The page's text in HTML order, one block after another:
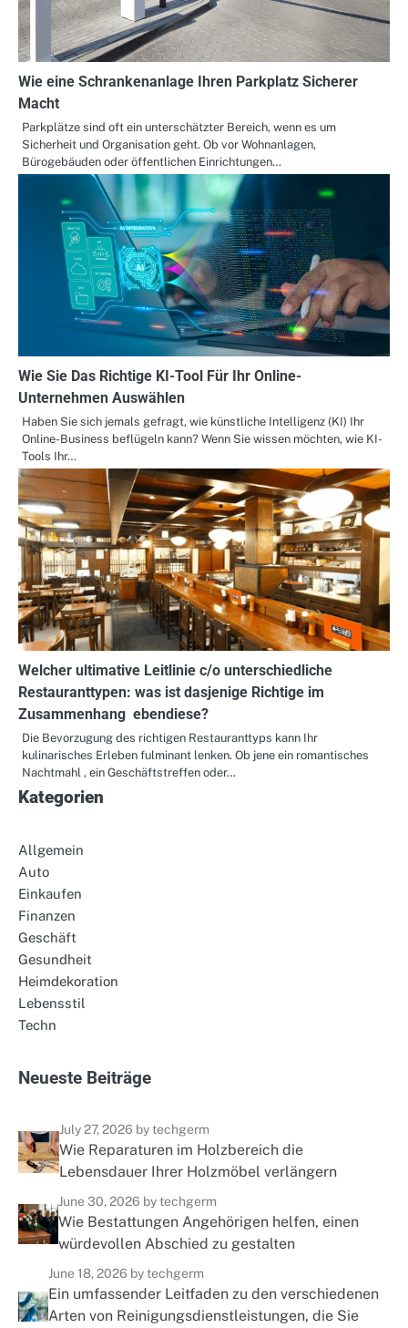
Wie eine Schrankenanlage Ihren Parkplatz Sicherer
Macht
Parkplätze sind oft ein unterschätzter Bereich, wenn es um
Sicherheit und Organisation geht. Ob vor Wohnanlagen,
Bürogebäuden oder öffentlichen Einrichtungen…
Wie Sie Das Richtige KI-Tool Für Ihr Online-
Unternehmen Auswählen
Haben Sie sich jemals gefragt, wie künstliche Intelligenz (KI) Ihr
Online-Business beflügeln kann? Wenn Sie wissen möchten, wie KI-
Tools Ihr…
Welcher ultimative Leitlinie c/o unterschiedliche
Restauranttypen: was ist dasjenige Richtige im
Zusammenhang ebendiese?
Die Bevorzugung des richtigen Restauranttyps kann Ihr
kulinarisches Erleben fulminant lenken. Ob jene ein romantisches
Nachtmahl , ein Geschäftstreffen oder…
Kategorien
Allgemein
Auto
Einkaufen
Finanzen
Geschäft
Gesundheit
Heimdekoration
Lebensstil
Techn
Neueste Beiträge
July 27, 2026 by techgerm
Wie Reparaturen im Holzbereich die
Lebensdauer Ihrer Holzmöbel verlängern
June 30, 2026 by techgerm
Wie Bestattungen Angehörigen helfen, einen
würdevollen Abschied zu gestalten
June 18, 2026 by techgerm
Ein umfassender Leitfaden zu den verschiedenen
Arten von Reinigungsdienstleistungen, die Sie